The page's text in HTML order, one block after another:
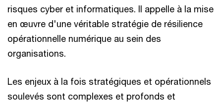
risques cyber et informatiques. Il appelle à la mise
en œuvre d'une véritable stratégie de résilience
opérationnelle numérique au sein des
organisations.
Les enjeux à la fois stratégiques et opérationnels
soulevés sont complexes et profonds et